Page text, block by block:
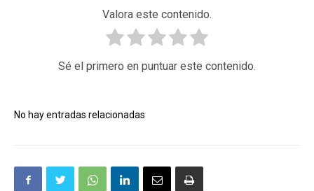
Valora este contenido.
Sé el primero en puntuar este contenido.
No hay entradas relacionadas